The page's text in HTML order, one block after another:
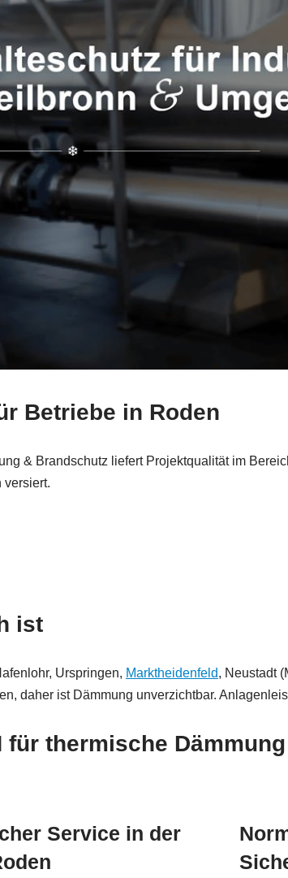
Betriebe in Roden
& Brandschutz liefert Projektqualität im
versiert.
ist
Urspringen, Marktheidenfeld, Neustadt
daher ist Dämmung unverzichtbar.
für thermische Dämmung
Service in der